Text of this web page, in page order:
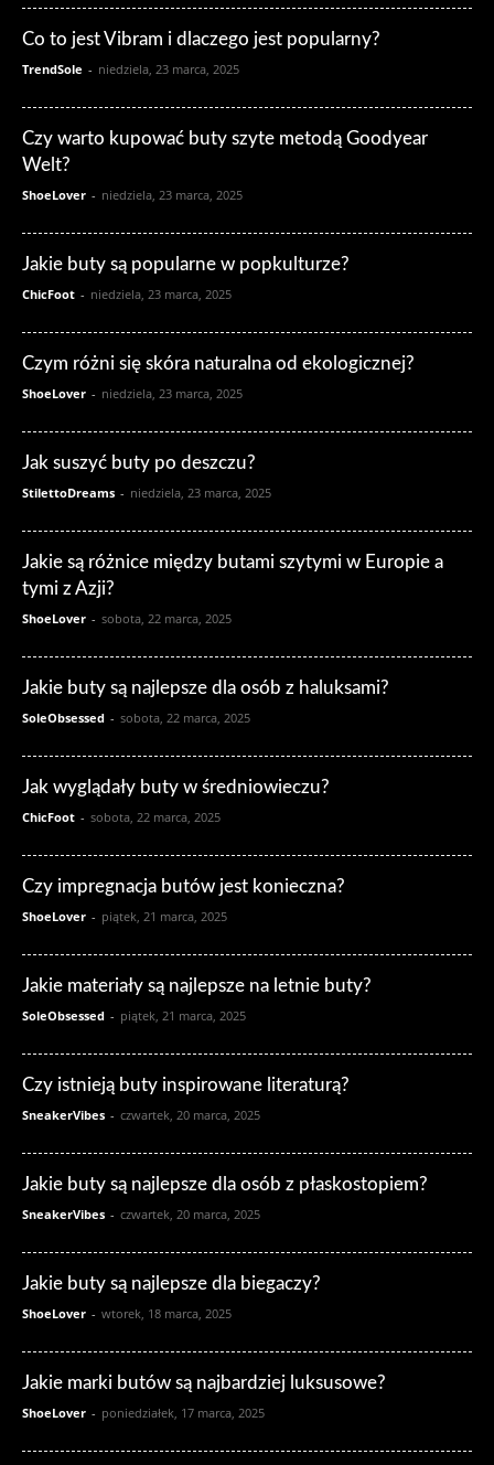
Co to jest Vibram i dlaczego jest popularny?
TrendSole - niedziela, 23 marca, 2025
Czy warto kupować buty szyte metodą Goodyear
Welt?
ShoeLover - niedziela, 23 marca, 2025
Jakie buty są popularne w popkulturze?
ChicFoot - niedziela, 23 marca, 2025
Czym różni się skóra naturalna od ekologicznej?
ShoeLover - niedziela, 23 marca, 2025
Jak suszyć buty po deszczu?
StilettoDreams - niedziela, 23 marca, 2025
Jakie są różnice między butami szytymi w Europie a
tymi z Azji?
ShoeLover - sobota, 22 marca, 2025
Jakie buty są najlepsze dla osób z haluksami?
SoleObsessed - sobota, 22 marca, 2025
Jak wyglądały buty w średniowieczu?
ChicFoot - sobota, 22 marca, 2025
Czy impregnacja butów jest konieczna?
ShoeLover - piątek, 21 marca, 2025
Jakie materiały są najlepsze na letnie buty?
SoleObsessed - piątek, 21 marca, 2025
Czy istnieją buty inspirowane literaturą?
SneakerVibes - czwartek, 20 marca, 2025
Jakie buty są najlepsze dla osób z płaskostopiem?
SneakerVibes - czwartek, 20 marca, 2025
Jakie buty są najlepsze dla biegaczy?
ShoeLover - wtorek, 18 marca, 2025
Jakie marki butów są najbardziej luksusowe?
ShoeLover - poniedziałek, 17 marca, 2025